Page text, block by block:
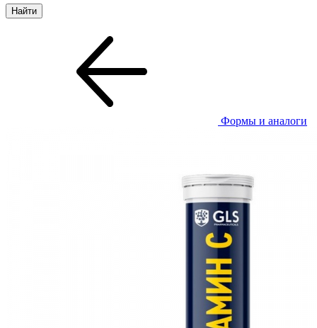
Формы и аналоги